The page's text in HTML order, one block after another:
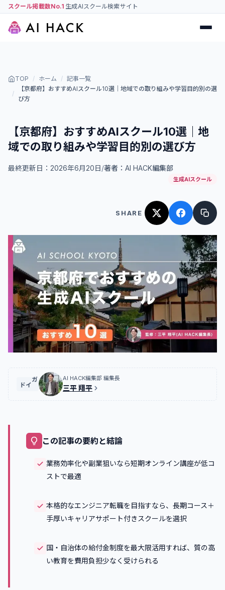
スクール掲載数No.1 生成AIスクール検索サイト
TOP / ホーム / 記事一覧
/
【京都府】おすすめAIスクール10選｜地域での取り組みや学習目的別の選
び方
【京都府】おすすめAIスクール10選｜地
域での取り組みや学習目的別の選び方
最終更新日： 2026年6月20日/著者： AI HACK編集部
生成AIスクール
SHARE
ガイド
AI HACK編集部 編集長
三平 翔平
この記事の要約と結論
業務効率化や副業狙いなら短期オンライン講座が低コ
ストで最適
本格的なエンジニア転職を目指すなら、長期コース＋
手厚いキャリアサポート付きスクールを選択
国・自治体の給付金制度を最大限活用すれば、質の高
い教育を費用負担少なく受けられる